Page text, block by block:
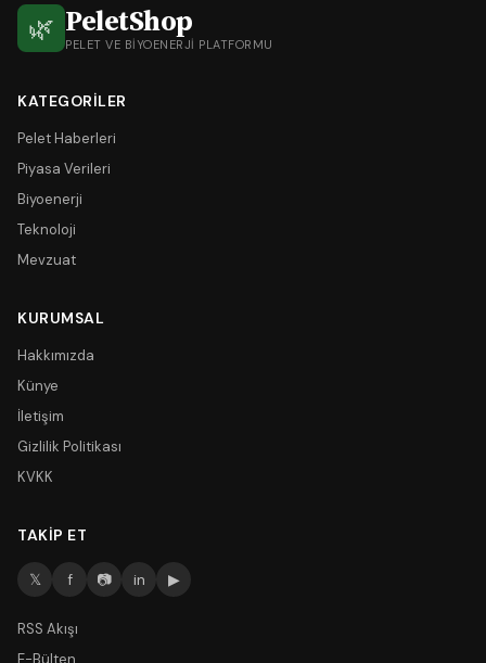
🌿 PeletShop
PELET VE BIYOENERJI PLATFORMU
KATEGORILER
Pelet Haberleri
Piyasa Verileri
Biyoenerji
Teknoloji
Mevzuat
KURUMSAL
Hakkımızda
Künye
İletişim
Gizlilik Politikası
KVKK
TAKIP ET
𝕏 f 📷 in ▶
RSS Akışı
E-Bülten